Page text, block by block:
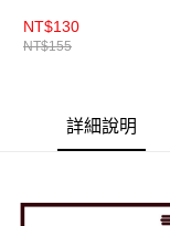
NT$130
NT$155
詳細說明